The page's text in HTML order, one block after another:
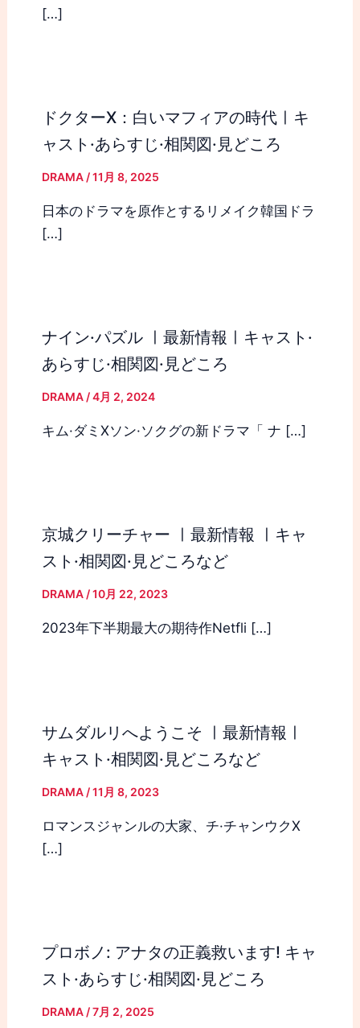
[…]
ドクターX：白いマフィアの時代ㅣキ
ャスト·あらすじ·相関図·見どころ
DRAMA/11月 8, 2025
日本のドラマを原作とするリメイク韓国ドラ
[…]
ナイン·パズル ㅣ最新情報ㅣキャスト·
あらすじ·相関図·見どころ
DRAMA/4月 2, 2024
キム·ダミXソン·ソクグの新ドラマ「 ナ […]
京城クリーチャー ㅣ最新情報 ㅣキャ
スト·相関図·見どころなど
DRAMA/10月 22, 2023
2023年下半期最大の期待作Netfli […]
サムダルリへようこそ ㅣ最新情報ㅣ
キャスト·相関図·見どころなど
DRAMA/11月 8, 2023
ロマンスジャンルの大家、チ·チャンウクX
[…]
プロボノ: アナタの正義救います! キャ
スト·あらすじ·相関図·見どころ
DRAMA/7月 2, 2025